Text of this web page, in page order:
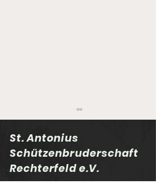
St. Antonius
Schützenbruderschaft
Rechterfeld e.V.